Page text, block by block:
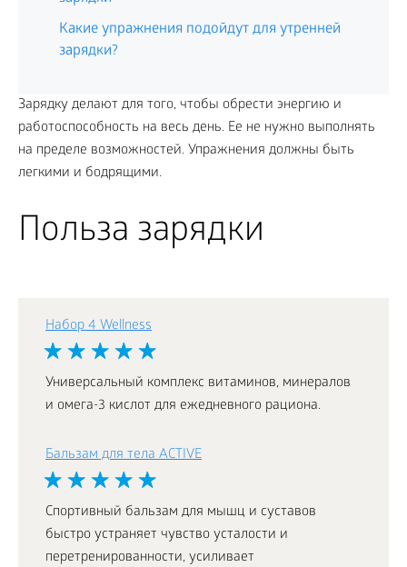
Какие упражнения подойдут для утренней
зарядки?
Зарядку делают для того, чтобы обрести энергию и
работоспособность на весь день. Ее не нужно выполнять
на пределе возможностей. Упражнения должны быть
легкими и бодрящими.
Польза зарядки
Набор 4 Wellness
Универсальный комплекс витаминов, минералов
и омега-3 кислот для ежедневного рациона.
Бальзам для тела ACTIVE
Спортивный бальзам для мышц и суставов
быстро устраняет чувство усталости и
перетренированности, усиливает